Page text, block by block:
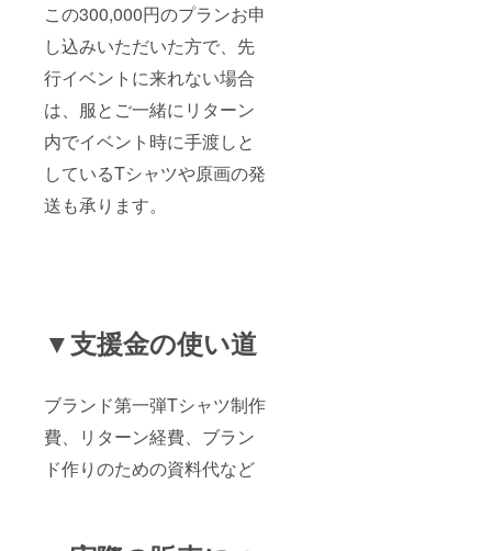
この300,000円のプランお申
し込みいただいた方で、先
行イベントに来れない場合
は、服とご一緒にリターン
内でイベント時に手渡しと
しているTシャツや原画の発
送も承ります。
▼支援金の使い道
ブランド第一弾Tシャツ制作
費、リターン経費、ブラン
ド作りのための資料代など